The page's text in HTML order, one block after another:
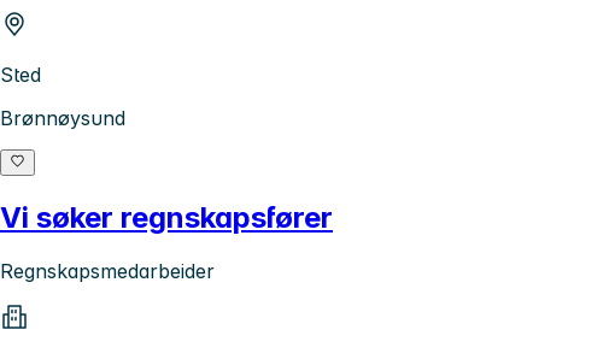
Sted
Brønnøysund
Vi søker regnskapsfører
Regnskapsmedarbeider